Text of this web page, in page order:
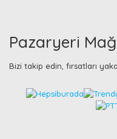
Pazaryeri
Bizi takip edin, fırsatları